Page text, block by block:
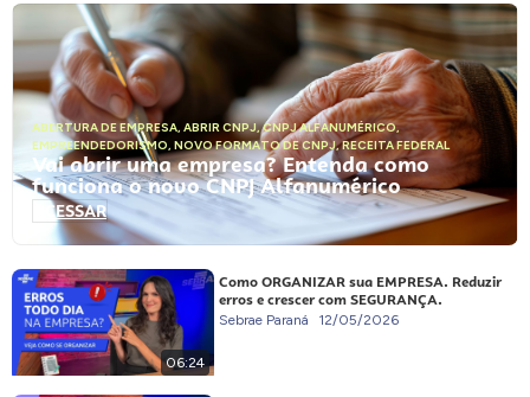
ABERTURA DE EMPRESA, ABRIR CNPJ,CNPJ ALFANUMÉRICO,
EMPREENDEDORISMO, NOVO FORMATO DE CNPJ,RECEITA FEDERAL
Vai abrir uma empresa? Entenda como
funciona o novo CNPJ Alfanumérico
ACESSAR
06:24
Como ORGANIZAR sua EMPRESA. Reduzir
erros e crescer com SEGURANÇA.
Sebrae Paraná 12/05/2026